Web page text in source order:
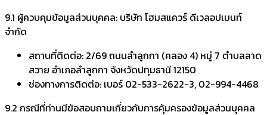
9.1 ผู้ควบคุมข้อมูลส่วนบุคคล: บริษัท โฮมสแควร์ ดีเวลอปเมนท์
จำกัด
สถานที่ติดต่อ: 2/69 ถนนลำลูกกา (คลอง 4) หมู่ 7 ตำบลลาด
สวาย อำเภอลำลูกกา จังหวัดปทุมธานี 12150
ช่องทางการติดต่อ: เบอร์ 02-533-2622-3, 02-994-4468
9.2 กรณีที่ท่านมีข้อสอบถามเกี่ยวกับการคุ้มครองข้อมูลส่วนบุคคล